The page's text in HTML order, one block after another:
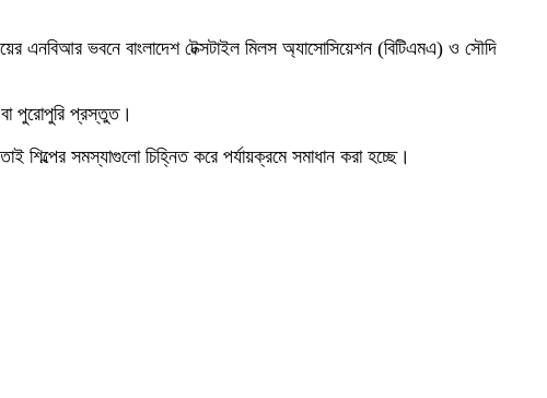
এনবিআর ভবনে বাংলাদেশ টেক্সটাইল মিলস অ্যাসোসিয়েশন (বিটিএমএ) ও সৌদি
বা পুরোপুরি প্রস্তুত।
শিল্পের সমস্যাগুলো চিহ্নিত করে পর্যায়ক্রমে সমাধান করা হচ্ছে।